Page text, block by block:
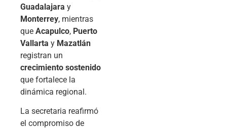
Guadalajara y
Monterrey, mientras
que Acapulco, Puerto
Vallarta y Mazatlán
registran un
crecimiento sostenido
que fortalece la
dinámica regional.
La secretaria reafirmó
el compromiso de